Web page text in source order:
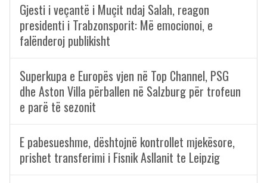
Gjesti i veçantë i Muçit ndaj Salah, reagon
presidenti i Trabzonsporit: Më emocionoi, e
falënderoj publikisht
Superkupa e Europës vjen në Top Channel, PSG
dhe Aston Villa përballen në Salzburg për trofeun
e parë të sezonit
E pabesueshme, dështojnë kontrollet mjekësore,
prishet transferimi i Fisnik Asllanit te Leipzig